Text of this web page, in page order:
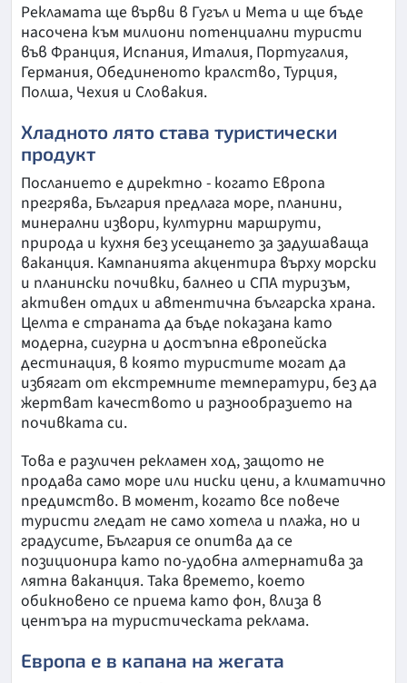
Рекламата ще върви в Гугъл и Мета и ще бъде
насочена към милиони потенциални туристи
във Франция, Испания, Италия, Португалия,
Германия, Обединеното кралство, Турция,
Полша, Чехия и Словакия.
Хладното лято става туристически
продукт
Посланието е директно - когато Европа
прегрява, България предлага море, планини,
минерални извори, културни маршрути,
природа и кухня без усещането за задушаваща
ваканция. Кампанията акцентира върху морски
и планински почивки, балнео и СПА туризъм,
активен отдих и автентична българска храна.
Целта е страната да бъде показана като
модерна, сигурна и достъпна европейска
дестинация, в която туристите могат да
избягат от екстремните температури, без да
жертват качеството и разнообразието на
почивката си.
Това е различен рекламен ход, защото не
продава само море или ниски цени, а климатично
предимство. В момент, когато все повече
туристи гледат не само хотела и плажа, но и
градусите, България се опитва да се
позиционира като по-удобна алтернатива за
лятна ваканция. Така времето, което
обикновено се приема като фон, влиза в
центъра на туристическата реклама.
Европа е в капана на жегата